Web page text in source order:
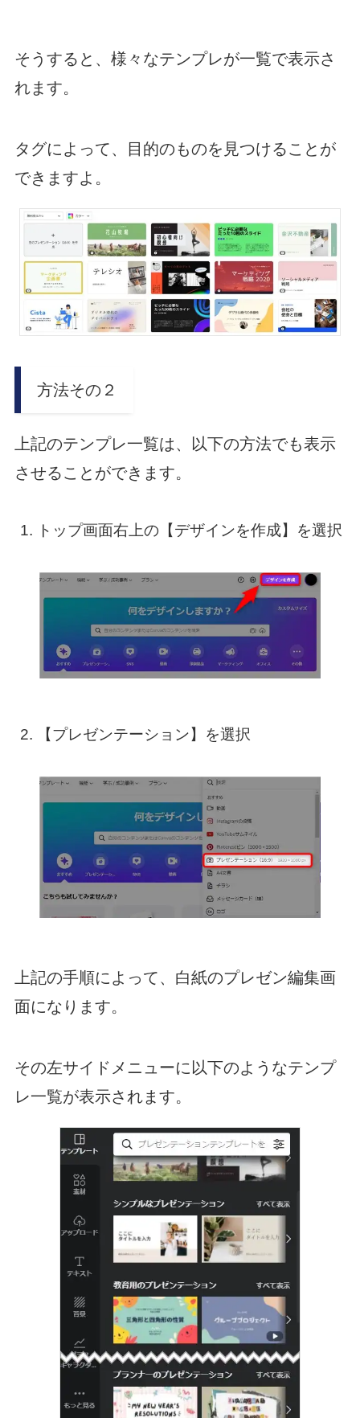
そうすると、様々なテンプレが一覧で表示さ
れます。
タグによって、目的のものを見つけることが
できますよ。
方法その２
上記のテンプレ一覧は、以下の方法でも表示
させることができます。
トップ画面右上の【デザインを作成】を選択
【プレゼンテーション】を選択
上記の手順によって、白紙のプレゼン編集画
面になります。
その左サイドメニューに以下のようなテンプ
レ一覧が表示されます。